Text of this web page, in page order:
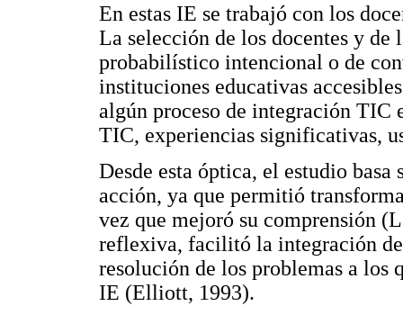
En estas IE se trabajó con los
La selección de los docentes y de
probabilístico intencional o de
instituciones educativas
algún proceso de integración TIC
TIC, experiencias significativas,
Desde esta óptica, el estudio
acción, ya que permitió
vez que mejoró su comprensión
reflexiva, facilitó la integración
resolución de los problemas a los
IE (Elliott, 1993).